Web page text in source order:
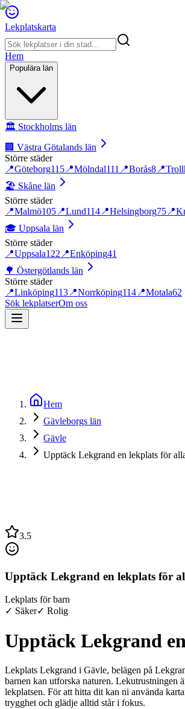
Lekplatskarta
Hem
Populära län
🏛️ Stockholms län
🏢 Västra Götalands län
Större städer
📍Göteborg115 📍Mölndal111 📍Borås8 📍
🏖️ Skåne län
Större städer
📍Malmö105 📍Lund114 📍Helsingborg75 📍
🎓 Uppsala län
Större städer
📍Uppsala122 📍Enköping41
🌳 Östergötlands län
Större städer
📍Linköping113 📍Norrköping114 📍Motala62
Sök lekplatserOm oss
Hem
Gävleborgs län
Gävle
Upptäck Lekgrand en lekplats för
3.5
Upptäck Lekgrand en lekplats för
Lekplats för barn
✓ Säker✓ Rolig
Upptäck Lekgrand
Lekplats Lekgrand i Gävle, belägen på
barnen kan utforska naturen. Lekutrustningen
lekplatsen. För att hitta dit kan ni använda
trygghet och glädje alltid står i fokus.